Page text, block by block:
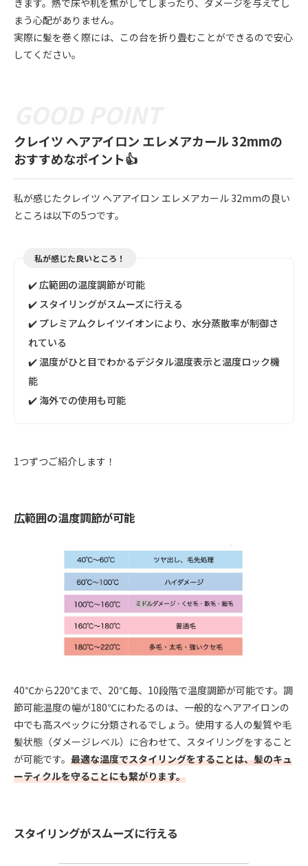
まう心配がありません。
実際に髪を巻く際には、この台を折り畳むことができるので安心
してください。
クレイツ ヘアアイロン エレメアカール 32mmの
おすすめなポイント👍
私が感じたクレイツ ヘアアイロン エレメアカール 32mmの良い
ところは以下の5つです。
私が感じた良いところ！
✔️ 広範囲の温度調節が可能
✔️ スタイリングがスムーズに行える
✔️ プレミアムクレイツイオンにより、水分蒸散率が制御さ
れている
✔️ 温度がひと目でわかるデジタル温度表示と温度ロック機
能
✔️ 海外での使用も可能
1つずつご紹介します！
広範囲の温度調節が可能
40℃から220℃まで、20℃毎、10段階で温度調節が可能です。調
節可能温度の幅が180℃にわたるのは、一般的なヘアアイロンの
中でも高スペックに分類されるでしょう。使用する人の髪質や毛
髪状態（ダメージレベル）に合わせて、スタイリングをすること
が可能です。 最適な温度でスタイリングをすることは、髪のキュ
ーティクルを守ることにも繋がります。
スタイリングがスムーズに行える